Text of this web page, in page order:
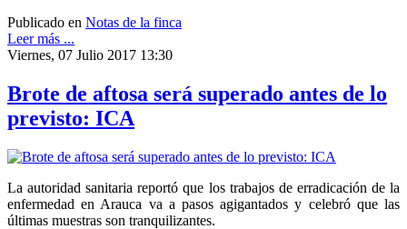
Publicado en Notas de la finca
Leer más ...
Viernes, 07 Julio 2017 13:30
Brote de aftosa será superado antes de lo
previsto: ICA
La autoridad sanitaria reportó que los trabajos de erradicación de la
enfermedad en Arauca va a pasos agigantados y celebró que las
últimas muestras son tranquilizantes.